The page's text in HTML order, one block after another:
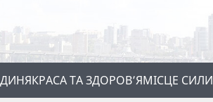
КРАСА ТА ЗДОРОВ’ЯМІСЦЕ СИЛИ